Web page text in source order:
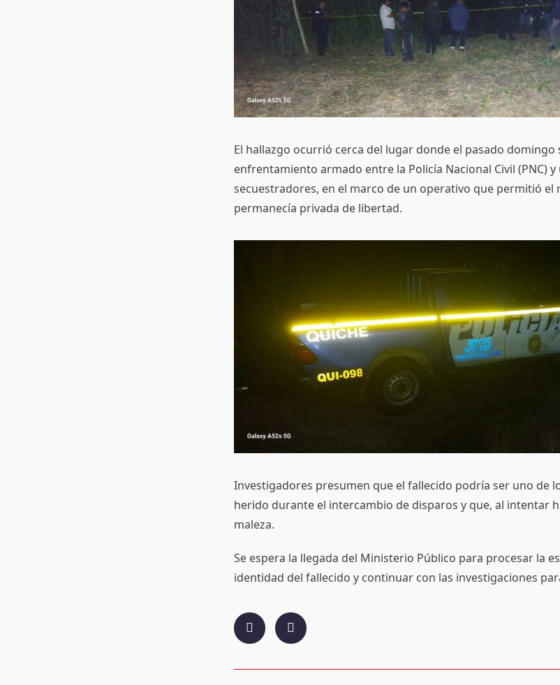
El hallazgo ocurrió cerca del lugar donde el pasado domingo
enfrentamiento armado entre la Policía Nacional Civil (PNC)
secuestradores, en el marco de un operativo que permitió el
permanecía privada de libertad.
Investigadores presumen que el fallecido podría ser uno de
herido durante el intercambio de disparos y que, al intentar
maleza.
Se espera la llegada del Ministerio Público para procesar la
identidad del fallecido y continuar con las investigaciones